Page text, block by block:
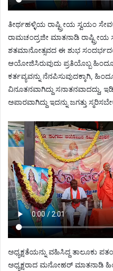
ತೀರ್ಥಹಳ್ಳಿಯ ರಾಷ್ಟ್ರೀಯ ಸ್ವಯಂ
ರಾಮಚಂದ್ರಜೀ ಮಾತನಾಡಿ
ಶತಮಾನೋತ್ಸವದ ಈ ಶುಭ
ಆಯೋಜಿಸಿರುವುದು ಪ್ರತಿಯೊಬ್ಬ
ಕರ್ತವ್ಯವನ್ನು ನೆನಪಿಸುವುದಕ್ಕಾಗಿ,
ವಿನೂತನವಾಗಿದ್ದು ಸನಾತನವಾದದ್ದು,
ಅಪಾರವಾಗಿದ್ದು ಇದನ್ನು ಜಗತ್ತು
ಅಧ್ಯಕ್ಷತೆಯನ್ನು ವಹಿಸಿದ್ದ ತಾಲೂಕು
ಅಧ್ಯಕ್ಷರಾದ ಮನೋಹರ್ ಮಾತನಾಡಿ